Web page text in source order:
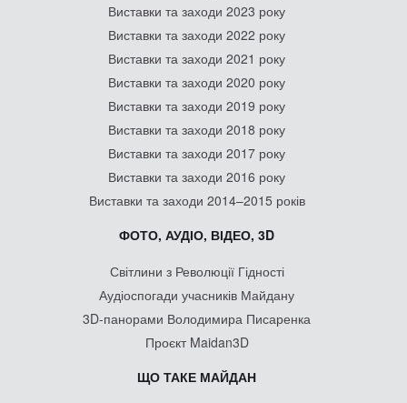
Виставки та заходи 2023 року
Виставки та заходи 2022 року
Виставки та заходи 2021 року
Виставки та заходи 2020 року
Виставки та заходи 2019 року
Виставки та заходи 2018 року
Виставки та заходи 2017 року
Виставки та заходи 2016 року
Виставки та заходи 2014–2015 років
ФОТО, АУДІО, ВІДЕО, 3D
Світлини з Революції Гідності
Аудіоспогади учасників Майдану
3D-панорами Володимира Писаренка
Проєкт Maidan3D
ЩО ТАКЕ МАЙДАН